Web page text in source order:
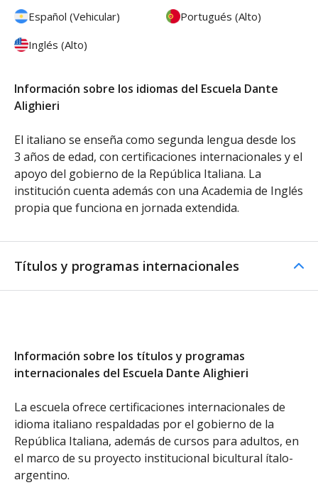
Español (Vehicular)
Portugués (Alto)
Inglés (Alto)
Información sobre los idiomas del Escuela Dante
Alighieri
El italiano se enseña como segunda lengua desde los
3 años de edad, con certificaciones internacionales y el
apoyo del gobierno de la República Italiana. La
institución cuenta además con una Academia de Inglés
propia que funciona en jornada extendida.
Títulos y programas internacionales
Información sobre los títulos y programas
internacionales del Escuela Dante Alighieri
La escuela ofrece certificaciones internacionales de
idioma italiano respaldadas por el gobierno de la
República Italiana, además de cursos para adultos, en
el marco de su proyecto institucional bicultural ítalo-
argentino.